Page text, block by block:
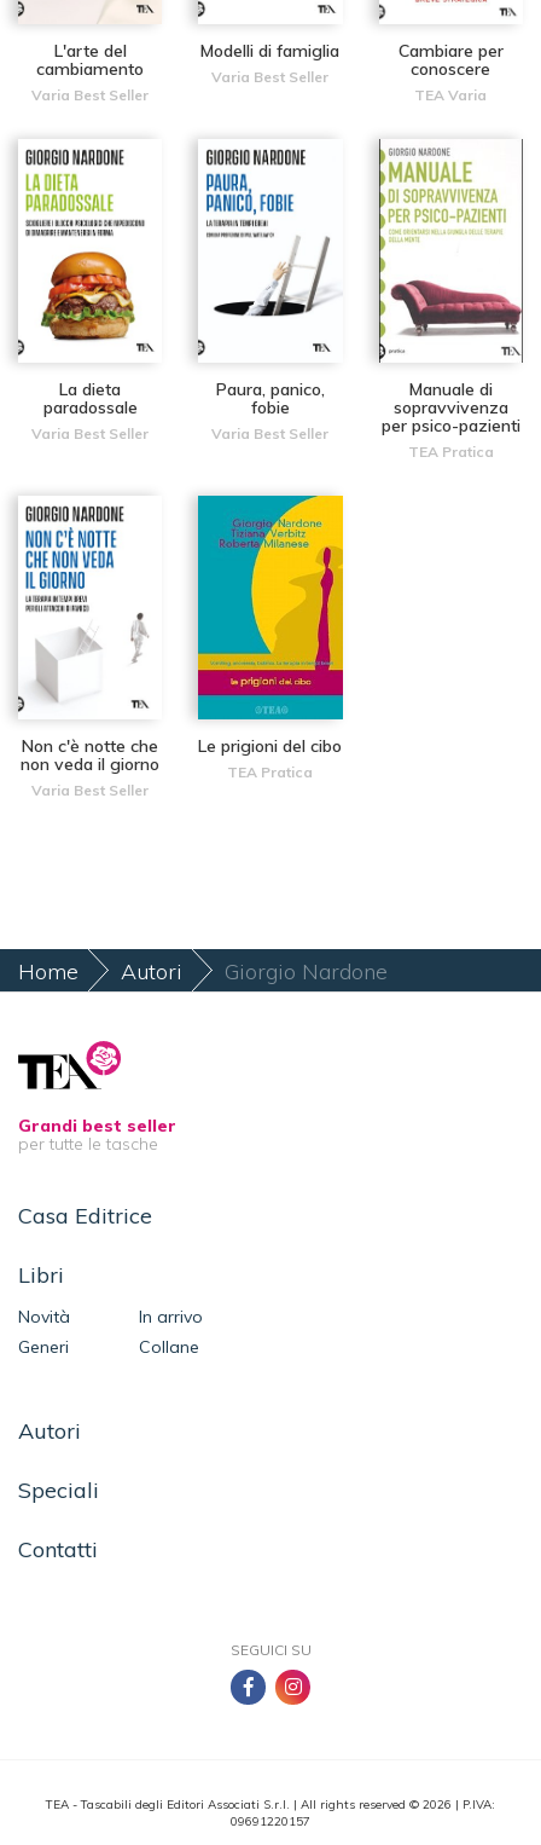
L'arte del
cambiamento
Varia Best Seller
Modelli di famiglia
Varia Best Seller
Cambiare per
conoscere
TEA Varia
La dieta
paradossale
Varia Best Seller
Paura, panico,
fobie
Varia Best Seller
Manuale di
sopravvivenza
per psico-pazienti
TEA Pratica
Non c'è notte che
non veda il giorno
Varia Best Seller
Le prigioni del cibo
TEA Pratica
Home Autori Giorgio Nardone
Grandi best seller
per tutte le tasche
Casa Editrice
Libri
Novità
In arrivo
Generi
Collane
Autori
Speciali
Contatti
SEGUICI SU
TEA - Tascabili degli Editori Associati S.r.l. | All rights reserved © 2026 | P.IVA:
09691220157